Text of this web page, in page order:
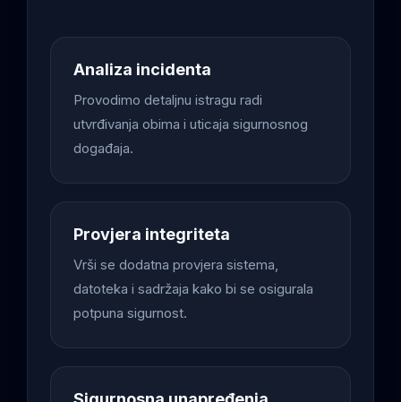
Analiza incidenta
Provodimo detaljnu istragu radi
utvrđivanja obima i uticaja sigurnosnog
događaja.
Provjera integriteta
Vrši se dodatna provjera sistema,
datoteka i sadržaja kako bi se osigurala
potpuna sigurnost.